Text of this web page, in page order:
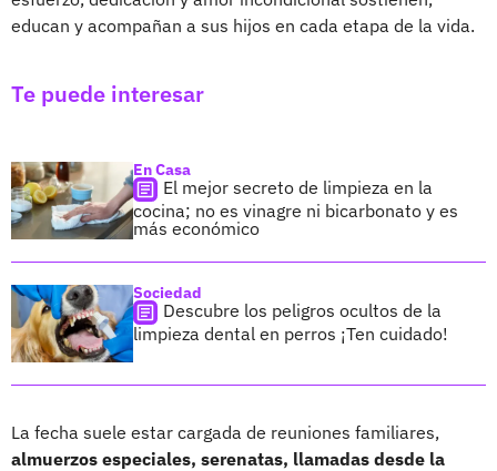
educan y acompañan a sus hijos en cada etapa de la vida.
Te puede interesar
En Casa
El mejor secreto de limpieza en la
cocina; no es vinagre ni bicarbonato y es
más económico
Sociedad
Descubre los peligros ocultos de la
limpieza dental en perros ¡Ten cuidado!
La fecha suele estar cargada de reuniones familiares,
almuerzos especiales, serenatas, llamadas desde la